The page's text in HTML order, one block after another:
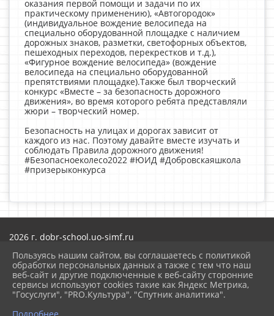
оказания первой помощи и задачи по их
практическому применению), «Автогородок»
(индивидуальное вождение велосипеда на
специально оборудованной площадке с наличием
дорожных знаков, разметки, светофорных объектов,
пешеходных переходов, перекрестков и т.д.),
«Фигурное вождение велосипеда» (вождение
велосипеда на специально оборудованной
препятствиями площадке).Также был творческий
конкурс «Вместе – за безопасность дорожного
движения», во время которого ребята представляли
жюри – творческий номер.
Безопасность на улицах и дорогах зависит от
каждого из нас. Поэтому давайте вместе изучать и
соблюдать Правила дорожного движения!
#Безопасноеколесо2022 #ЮИД #Добровскаяшкола
#призерыконкурса
2026 г. dobr-school.uo-simf.ru
Карта сайта
Политика обработки персональных данных
Сделано на KubCMS
Разработка и поддержка
Пользуясь нашим сайтом, вы соглашаетесь с политикой
обработки персональных данных а также с тем что наш
веб-сайт и другие подключенные к веб-сайту сторонние
сервисы используют cookies такие как Яндекс Метрика,
"Госуслуги", "PRO.Культура", "Спутник аналитика".